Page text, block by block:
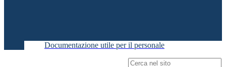
Documentazione utile per il personale